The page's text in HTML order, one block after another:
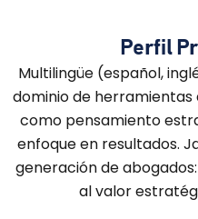
Perfil
Multilingüe (español,
dominio de herramientas
como pensamiento
enfoque en resultados.
generación de
al valor